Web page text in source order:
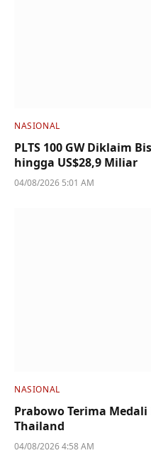
NASIONAL
PLTS 100 GW Diklaim
hingga US$28,9 Miliar
04/08/2026 5:01 AM
NASIONAL
Prabowo Terima
Thailand
04/08/2026 4:58 AM